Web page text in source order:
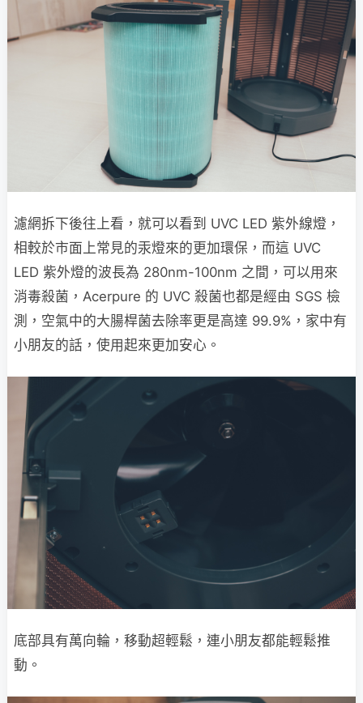
濾網拆下後往上看，就可以看到 UVC LED 紫外線燈，
相較於市面上常見的汞燈來的更加環保，而這 UVC
LED 紫外燈的波長為 280nm-100nm 之間，可以用來
消毒殺菌，Acerpure 的 UVC 殺菌也都是經由 SGS 檢
測，空氣中的大腸桿菌去除率更是高達 99.9%，家中有
小朋友的話，使用起來更加安心。
底部具有萬向輪，移動超輕鬆，連小朋友都能輕鬆推
動。